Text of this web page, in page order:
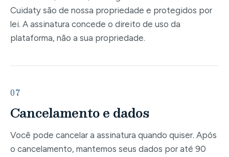
Cuidaty são de nossa propriedade e protegidos por
lei. A assinatura concede o direito de uso da
plataforma, não a sua propriedade.
07
Cancelamento e dados
Você pode cancelar a assinatura quando quiser. Após
o cancelamento, mantemos seus dados por até 90